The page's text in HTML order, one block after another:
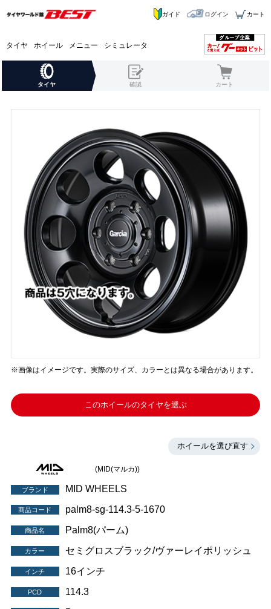
タイヤ ホイール メニュー シミュレータ
ガイド ログイン カート
タイヤ 確認 カート
※画像はイメージです。実際のサイズ、カラーとは異なる場合があります。
このホイールのタイヤを選ぶ
ホイールを選び直す
(MID(マルカ))
ブランド MID WHEELS
商品コード palm8-sg-114.3-5-1670
商品名 Palm8(パーム)
カラー セミグロスブラック/ヴァーレイポリッシュ
インチ 16インチ
PCD 114.3